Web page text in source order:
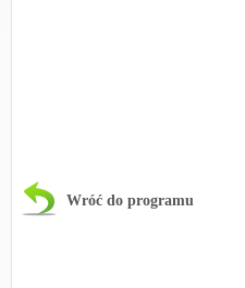
Wróć do programu